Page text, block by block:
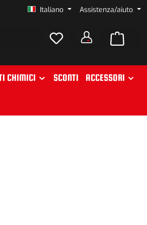
Italiano Assistenza/aiuto
CHIMICI SCONTI ACCESSORI